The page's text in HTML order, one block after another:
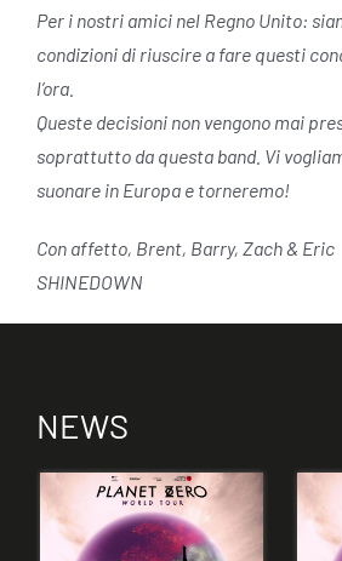
Per i nostri amici nel Regno Unito:
condizioni di riuscire a fare questi
l’ora.
Queste decisioni non vengono mai
soprattutto da questa band. Vi
suonare in Europa e torneremo!
Con affetto, Brent, Barry, Zach & Eric
SHINEDOWN
NEWS